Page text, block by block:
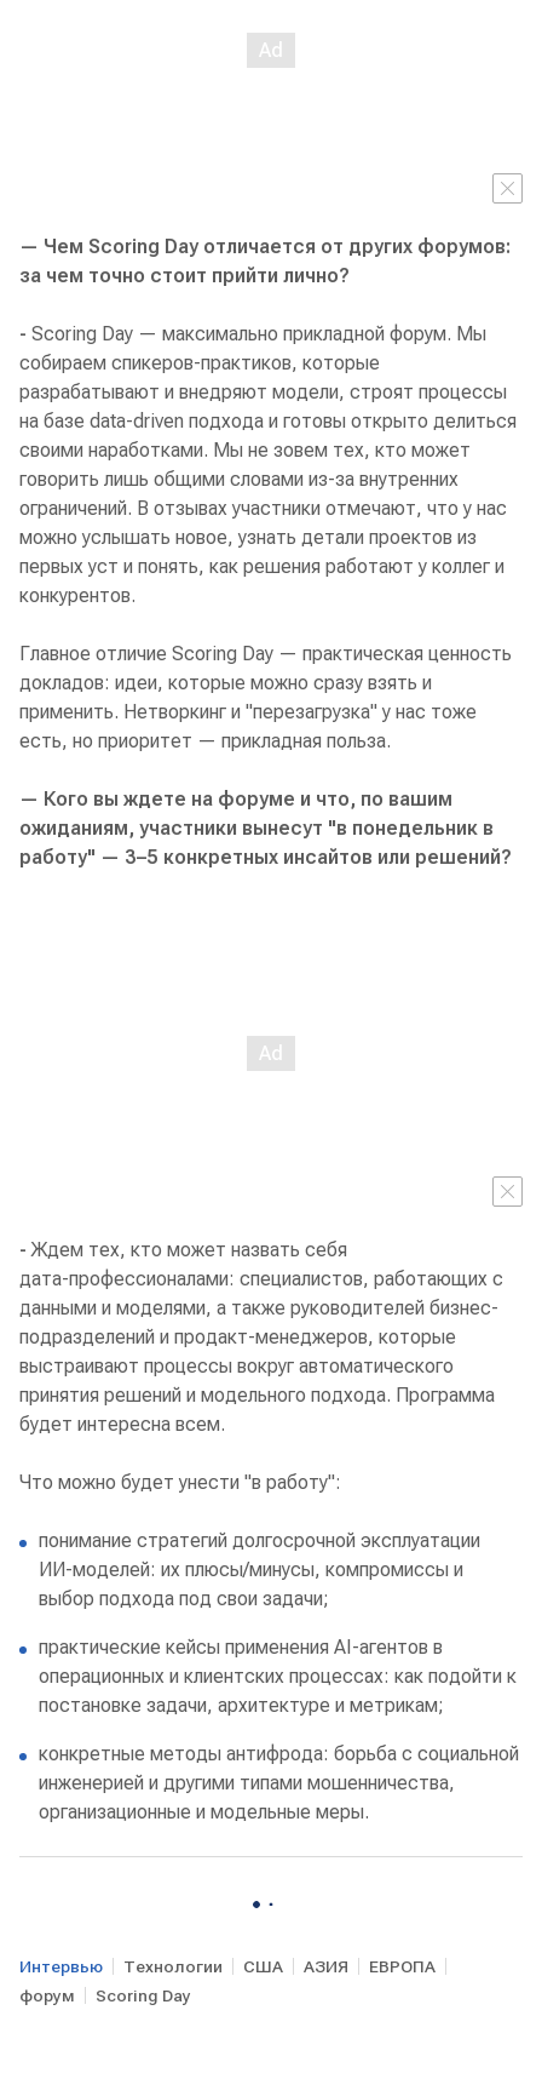
— Чем Scoring Day отличается от других форумов:
за чем точно стоит прийти лично?
- Scoring Day — максимально прикладной форум. Мы
собираем спикеров-практиков, которые
разрабатывают и внедряют модели, строят процессы
на базе data-driven подхода и готовы открыто делиться
своими наработками. Мы не зовем тех, кто может
говорить лишь общими словами из-за внутренних
ограничений. В отзывах участники отмечают, что у нас
можно услышать новое, узнать детали проектов из
первых уст и понять, как решения работают у коллег и
конкурентов.
Главное отличие Scoring Day — практическая ценность
докладов: идеи, которые можно сразу взять и
применить. Нетворкинг и "перезагрузка" у нас тоже
есть, но приоритет — прикладная польза.
— Кого вы ждете на форуме и что, по вашим
ожиданиям, участники вынесут "в понедельник в
работу" — 3–5 конкретных инсайтов или решений?
-Ждем тех, кто может назвать себя
дата‑профессионалами: специалистов, работающих с
данными и моделями, а также руководителей бизнес-
подразделений и продакт-менеджеров, которые
выстраивают процессы вокруг автоматического
принятия решений и модельного подхода. Программа
будет интересна всем.
Что можно будет унести "в работу":
понимание стратегий долгосрочной эксплуатации
ИИ‑моделей: их плюсы/минусы, компромиссы и
выбор подхода под свои задачи;
практические кейсы применения AI‑агентов в
операционных и клиентских процессах: как подойти к
постановке задачи, архитектуре и метрикам;
конкретные методы антифрода: борьба с социальной
инженерией и другими типами мошенничества,
организационные и модельные меры.
Интервью Технологии США АЗИЯ
ЕВРОПА
форум
Scoring Day